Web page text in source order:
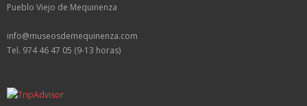
Pueblo Viejo de Mequinenza
info@museosdemequinenza.com
Tel. 974 46 47 05 (9-13 horas)